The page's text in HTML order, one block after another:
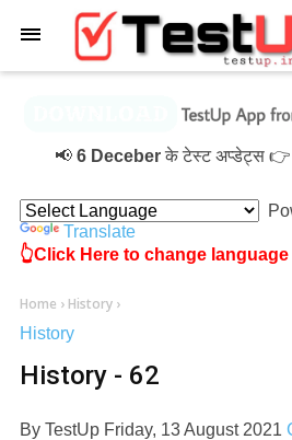
6 Deceberके टेस्ट अप्डेट्स 👉 ◆
Translate
👆Click Here to change
Home › History ›
History
History - 62
By TestUp Friday, 13 August 2021